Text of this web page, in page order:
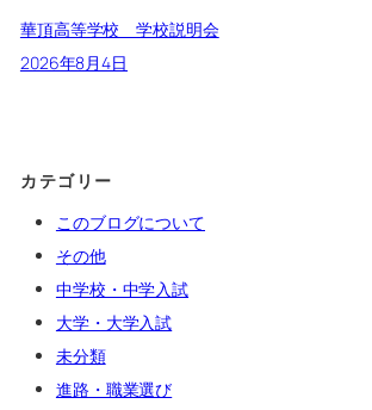
華頂高等学校 学校説明会
2026年8月4日
カテゴリー
このブログについて
その他
中学校・中学入試
大学・大学入試
未分類
進路・職業選び